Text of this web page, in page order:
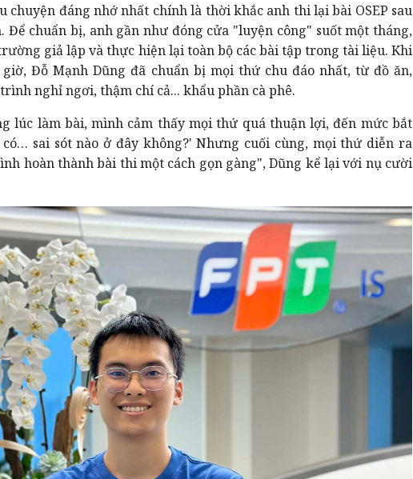
chuyện đáng nhớ nhất chính là thời khắc anh thi lại bài OSEP sau
Để chuẩn bị, anh gần như đóng cửa "luyện công" suốt một tháng,
giả lập và thực hiện lại toàn bộ các bài tập trong tài liệu. Khi
Đỗ Mạnh Dũng đã chuẩn bị mọi thứ chu đáo nhất, từ đồ ăn,
nghỉ ngơi, thậm chí cả... khẩu phần cà phê.
lúc làm bài, mình cảm thấy mọi thứ quá thuận lợi, đến mức bắt
sai sót nào ở đây không?' Nhưng cuối cùng, mọi thứ diễn ra
hoàn thành bài thi một cách gọn gàng", Dũng kể lại với nụ cười